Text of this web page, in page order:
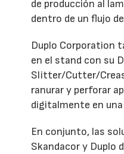
de producción al
dentro de un flujo
Duplo Corporation
en el stand con su
Slitter/Cutter/
ranurar y perforar
digitalmente en una
En conjunto, las
Skandacor y Duplo